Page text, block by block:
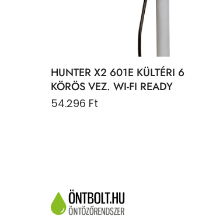
HUNTER X2 601E KÜLTÉRI 6
KÖRÖS VEZ. WI-FI READY
54.296 Ft